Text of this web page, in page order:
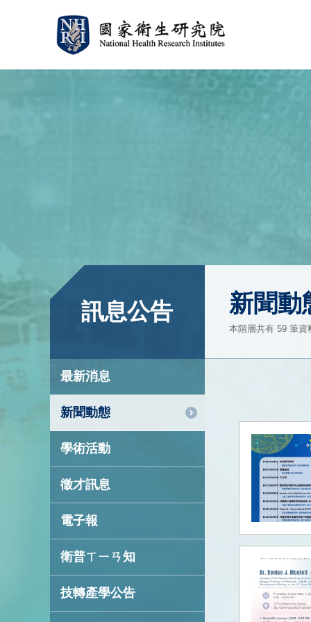
訊息公告
最新消息
新聞動態
學術活動
徵才訊息
電子報
衛普ㄒㄧㄢ知
技轉產學公告
新聞動
本階層共有 59 筆資